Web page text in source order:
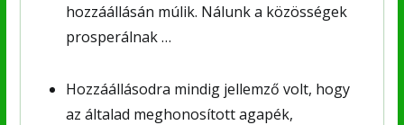
hozzáállásán múlik. Nálunk a közösségek
prosperálnak …
Hozzáállásodra mindig jellemző volt, hogy
az általad meghonosított agapék,